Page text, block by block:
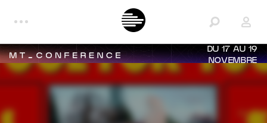
DU 17 AU 19
NOVEMBRE